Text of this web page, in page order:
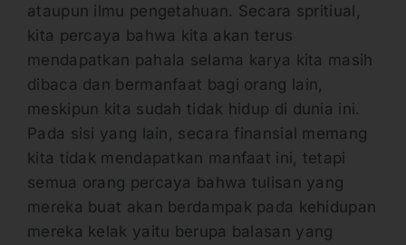
ataupun ilmu pengetahuan. Secara spritiual,
kita percaya bahwa kita akan terus
mendapatkan pahala selama karya kita masih
dibaca dan bermanfaat bagi orang lain,
meskipun kita sudah tidak hidup di dunia ini.
Pada sisi yang lain, secara finansial memang
kita tidak mendapatkan manfaat ini, tetapi
semua orang percaya bahwa tulisan yang
mereka buat akan berdampak pada kehidupan
mereka kelak yaitu berupa balasan yang